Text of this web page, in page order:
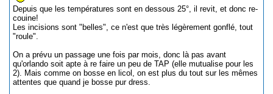
Depuis que les températures sont en dessous 25°, il revit, et donc re-
couine!
Les incisions sont "belles", ce n'est que très légèrement gonflé, tout
"roule".
On a prévu un passage une fois par mois, donc là pas avant
qu'orlando soit apte à re faire un peu de TAP (elle mutualise pour les
2). Mais comme on bosse en licol, on est plus du tout sur les mêmes
attentes que quand je bosse pur dress.